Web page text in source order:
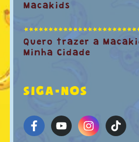
Macakids
Quero trazer a
Minha Cidade
SIGA-NOS